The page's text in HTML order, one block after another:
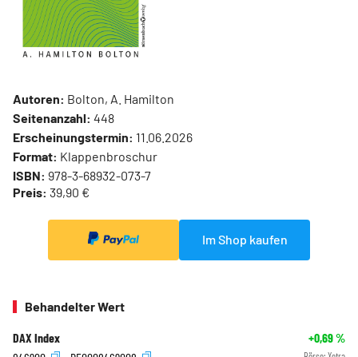
Autoren: Bolton, A. Hamilton
Seitenanzahl: 448
Erscheinungstermin: 11.06.2026
Format: Klappenbroschur
ISBN: 978-3-68932-073-7
Preis: 39,90 €
Im Shop kaufen
Behandelter Wert
DAX Index +0,69%